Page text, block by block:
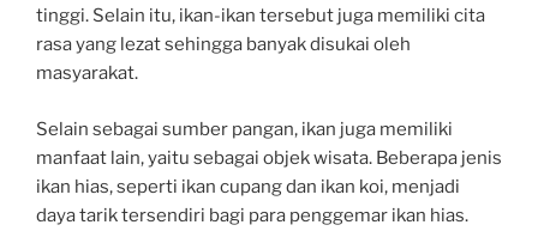
tinggi. Selain itu, ikan-ikan tersebut juga memiliki cita
rasa yang lezat sehingga banyak disukai oleh
masyarakat.
Selain sebagai sumber pangan, ikan juga memiliki
manfaat lain, yaitu sebagai objek wisata. Beberapa jenis
ikan hias, seperti ikan cupang dan ikan koi, menjadi
daya tarik tersendiri bagi para penggemar ikan hias.